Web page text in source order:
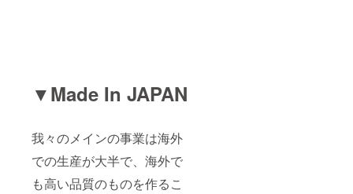
▼Made In JAPAN
我々のメインの事業は海外
での生産が大半で、海外で
も高い品質のものを作るこ